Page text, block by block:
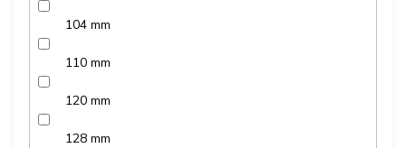
104 mm
110 mm
120 mm
128 mm